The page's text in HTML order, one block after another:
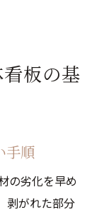
板の基
手順
の劣化を早め
剥がれた部分